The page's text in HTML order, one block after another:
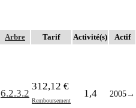
Arbre Tarif Activité(s) Actif
6.2.3.2
312,12 €
Remboursement
1,4 2005→